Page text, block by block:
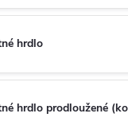
hrdlo
hrdlo prodloužené